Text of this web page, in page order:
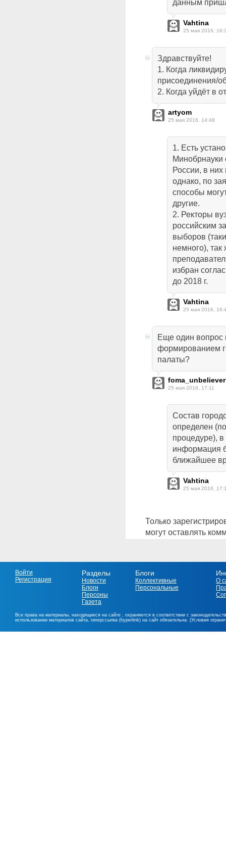
данным
Vahtina
25 мая 2016,
Здравствуйте!
1. Когда
присоединения/
2. Когда уйдёт в
artyom
25 мая 2016, 14:48
1. Есть
Минобрнауки
России, в них
однако, по
способы
другие.
2. Ректоры
российским
выборов
немного), так
избран
до 2018 г.
Vahtina
25 мая 2016,
Еще один вопрос
формированием
палаты?
foma_unbeliever
25 мая 2016, 17:11
Состав
определен
процедуре),
информация
ближайшее
Vahtina
25 мая 2016,
Только
могут оставлять
Войти
Регистрация
Разделы
Новости
Блоги
Персоны
Газета
Блоги
Коллективные
Персональные
О
Все права на материалы, находящиеся на сайте , охраняются в соответствии с
использовании материалов сайта, гиперссылка (hyperlink) на сайт обязательна. (Условия